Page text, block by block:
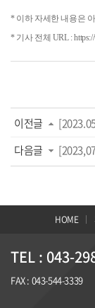
* 이하 자세한 내용은
* 기사 전체 URL :
이전글
다음글
HOME
TEL : 043-
FAX : 043-544-3339